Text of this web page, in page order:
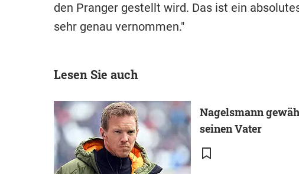
den Pranger gestellt wird. Das ist ein
sehr genau vernommen."
Lesen Sie auch
Nagelsmann
seinen Vater